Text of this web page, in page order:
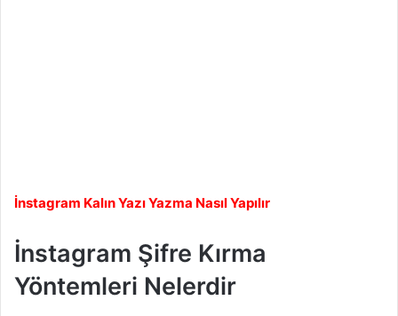
İnstagram Kalın Yazı Yazma Nasıl Yapılır
İnstagram Şifre Kırma
Yöntemleri Nelerdir